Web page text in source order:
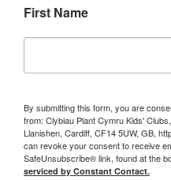
First Name
By submitting this form, you are
from: Clybiau Plant Cymru Kids'
Llanishen, Cardiff, CF14 5UW, GB,
can revoke your consent to receive
SafeUnsubscribe® link, found at the
serviced by Constant Contact.